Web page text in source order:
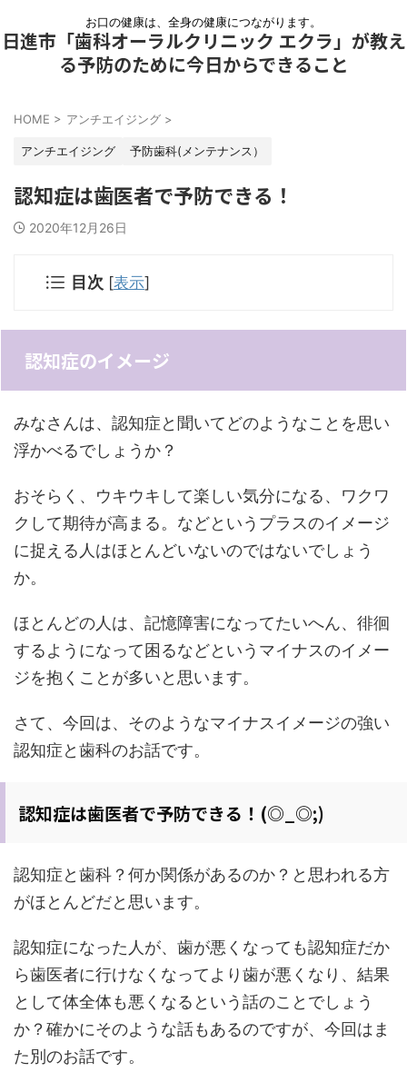
お口の健康は、全身の健康につながります。
日進市「歯科オーラルクリニック エクラ」が教え
る予防のために今日からできること
HOME > アンチエイジング >
アンチエイジング 予防歯科(メンテナンス）
認知症は歯医者で予防できる！
2020年12月26日
目次 [表示]
認知症のイメージ
みなさんは、認知症と聞いてどのようなことを思い
浮かべるでしょうか？
おそらく、ウキウキして楽しい気分になる、ワクワ
クして期待が高まる。などというプラスのイメージ
に捉える人はほとんどいないのではないでしょう
か。
ほとんどの人は、記憶障害になってたいへん、徘徊
するようになって困るなどというマイナスのイメー
ジを抱くことが多いと思います。
さて、今回は、そのようなマイナスイメージの強い
認知症と歯科のお話です。
認知症は歯医者で予防できる！(◎_◎;)
認知症と歯科？何か関係があるのか？と思われる方
がほとんどだと思います。
認知症になった人が、歯が悪くなっても認知症だか
ら歯医者に行けなくなってより歯が悪くなり、結果
として体全体も悪くなるという話のことでしょう
か？確かにそのような話もあるのですが、今回はま
た別のお話です。